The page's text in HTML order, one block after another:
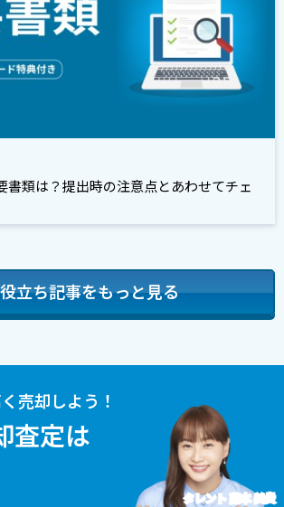
書類は？提出時の注意点とあわせてチェ
立ち記事をもっと見る
売却しよう！
査定は
タレント 藤本 美貴